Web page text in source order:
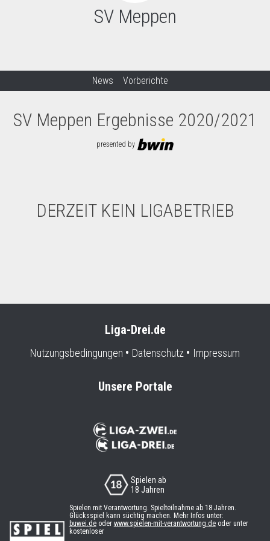
SV Meppen
News Vorberichte
SV Meppen Ergebnisse 2020/2021
presented by
DERZEIT KEIN LIGABETRIEB
Liga-Drei.de
Nutzungsbedingungen Datenschutz Impressum
Unsere Portale
Spielen ab
18 Jahren
Spielen mit Verantwortung. Spielteilnahme ab 18 Jahren.
Glücksspiel kann süchtig machen. Mehr Infos unter:
buwei.deoder www.spielen-mit-verantwortung.deoder unter
kostenloser